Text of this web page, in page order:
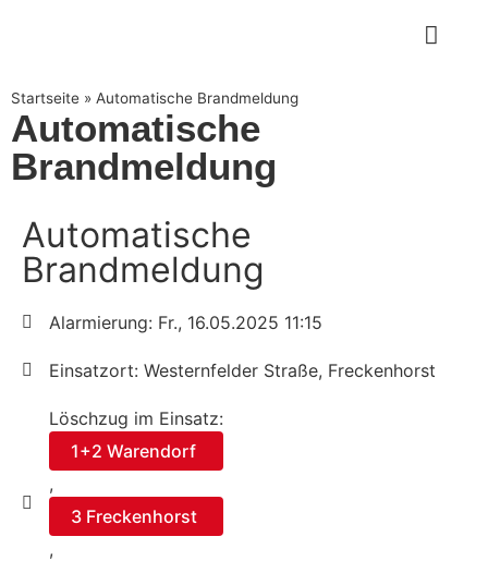
Startseite » Automatische Brandmeldung
Automatische
Brandmeldung
Automatische
Brandmeldung
Alarmierung: Fr., 16.05.2025 11:15
Einsatzort: Westernfelder Straße, Freckenhorst
Löschzug im Einsatz:
1+2 Warendorf
,
3 Freckenhorst
,